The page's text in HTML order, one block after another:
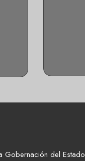
Gobernación del Estado